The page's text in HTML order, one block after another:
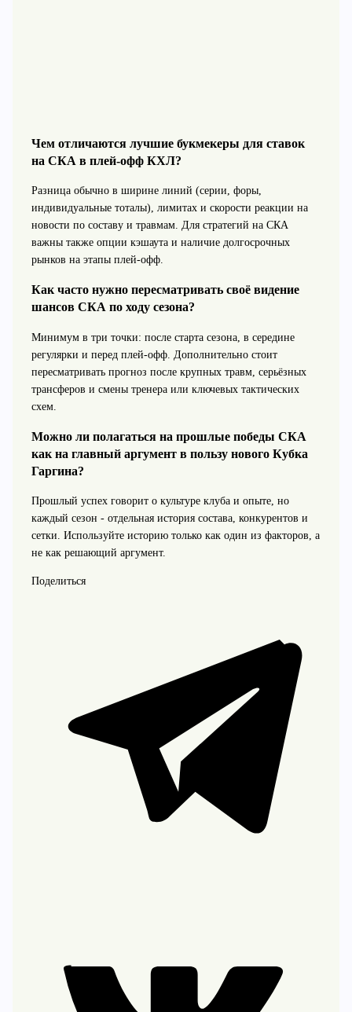
Чем отличаются лучшие букмекеры для ставок
на СКА в плей-офф КХЛ?
Разница обычно в ширине линий (серии, форы,
индивидуальные тоталы), лимитах и скорости реакции на
новости по составу и травмам. Для стратегий на СКА
важны также опции кэшаута и наличие долгосрочных
рынков на этапы плей‑офф.
Как часто нужно пересматривать своё видение
шансов СКА по ходу сезона?
Минимум в три точки: после старта сезона, в середине
регулярки и перед плей‑офф. Дополнительно стоит
пересматривать прогноз после крупных травм, серьёзных
трансферов и смены тренера или ключевых тактических
схем.
Можно ли полагаться на прошлые победы СКА
как на главный аргумент в пользу нового Кубка
Гаргина?
Прошлый успех говорит о культуре клуба и опыте, но
каждый сезон - отдельная история состава, конкурентов и
сетки. Используйте историю только как один из факторов, а
не как решающий аргумент.
Поделиться